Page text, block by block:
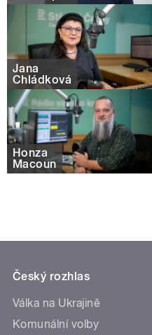
Jana
Chládková
Honza
Macoun
Český rozhlas
Válka na Ukrajině
Komunální volby